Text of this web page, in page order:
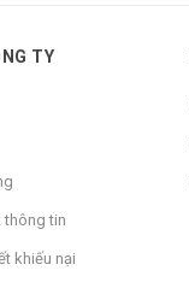
TY
thông tin
khiếu nại